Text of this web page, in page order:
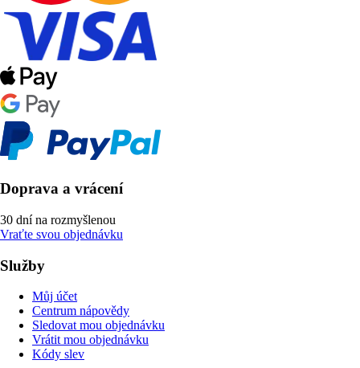
Doprava a vrácení
30 dní na rozmyšlenou
Vraťte svou objednávku
Služby
Můj účet
Centrum nápovědy
Sledovat mou objednávku
Vrátit mou objednávku
Kódy slev